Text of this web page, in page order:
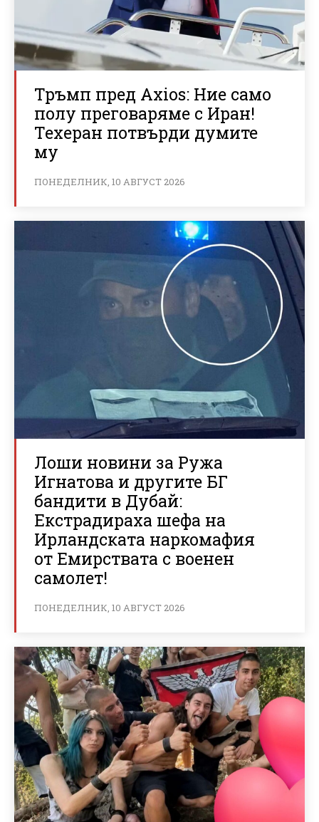
Тръмп пред Axios: Ние само
полу преговаряме с Иран!
Техеран потвърди думите
му
ПОНЕДЕЛНИК, 10 АВГУСТ 2026
Лоши новини за Ружа
Игнатова и другите БГ
бандити в Дубай:
Екстрадираха шефа на
Ирландската наркомафия
от Емирствата с военен
самолет!
ПОНЕДЕЛНИК, 10 АВГУСТ 2026